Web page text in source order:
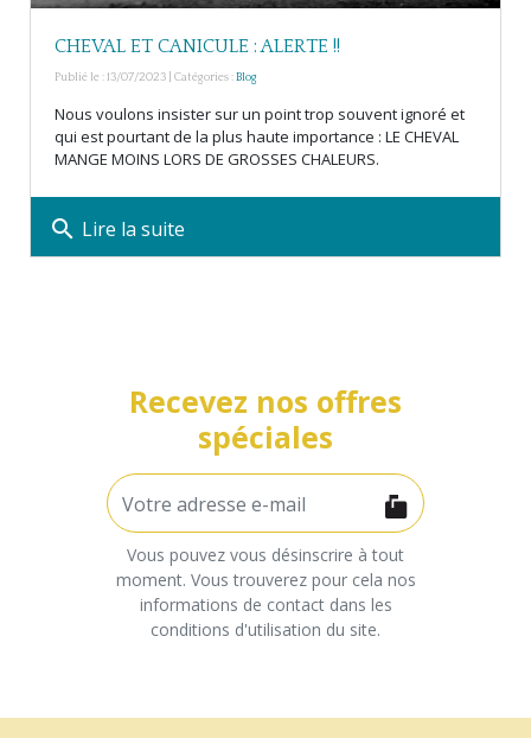
CHEVAL ET CANICULE : ALERTE !!
Publié le : 13/07/2023 | Catégories :Blog
Nous voulons insister sur un point trop souvent ignoré et
qui est pourtant de la plus haute importance : LE CHEVAL
MANGE MOINS LORS DE GROSSES CHALEURS.
search Lire la suite
Recevez nos offres
spéciales
Vous pouvez vous désinscrire à tout
moment. Vous trouverez pour cela nos
informations de contact dans les
conditions d'utilisation du site.